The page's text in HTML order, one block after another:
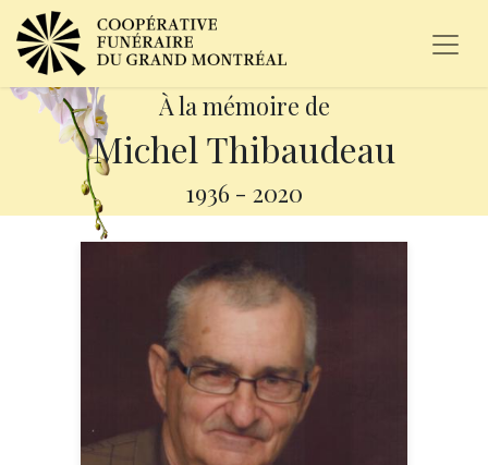
À la mémoire de
Michel Thibaudeau
1936 - 2020